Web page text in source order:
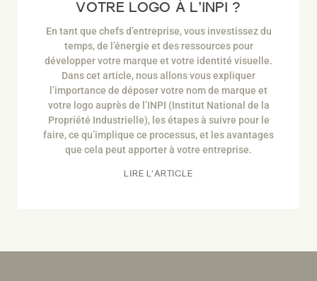
VOTRE LOGO À L’INPI ?
En tant que chefs d’entreprise, vous investissez du
temps, de l’énergie et des ressources pour
développer votre marque et votre identité visuelle.
Dans cet article, nous allons vous expliquer
l’importance de déposer votre nom de marque et
votre logo auprès de l’INPI (Institut National de la
Propriété Industrielle), les étapes à suivre pour le
faire, ce qu’implique ce processus, et les avantages
que cela peut apporter à votre entreprise.
LIRE L'ARTICLE